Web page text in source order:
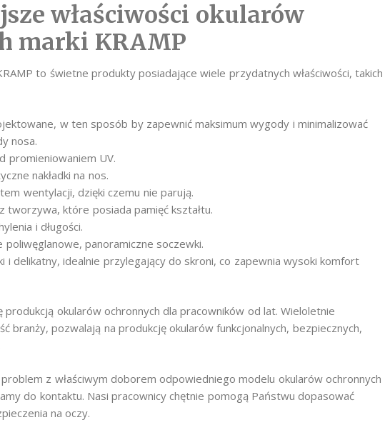
właściwości okularów
marki KRAMP
to świetne produkty posiadające wiele przydatnych właściwości, takich
w ten sposób by zapewnić maksimum wygody i minimalizować
nosa.
promieniowaniem UV.
nakładki na nos.
wentylacji, dzięki czemu nie parują.
tworzywa, które posiada pamięć kształtu.
i długości.
poliwęglanowe, panoramiczne soczewki.
i delikatny, idealnie przylegający do skroni, co zapewnia wysoki komfort
produkcją okularów ochronnych dla pracowników od lat. Wieloletnie
branży, pozwalają na produkcję okularów funkcjonalnych, bezpiecznych,
z właściwym doborem odpowiedniego modelu okularów ochronnych
do kontaktu. Nasi pracownicy chętnie pomogą Państwu dopasować
na oczy.